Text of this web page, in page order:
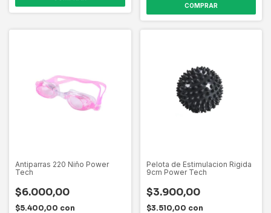
Antiparras 220 Niño Power
Tech
$6.000,00
$5.400,00 con
Pelota de Estimulacion Rigida
9cm Power Tech
$3.900,00
$3.510,00 con